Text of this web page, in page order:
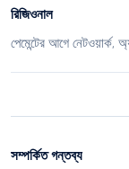
রিজিওনাল
পেমেন্টের আগে
সম্পর্কিত গন্তব্য